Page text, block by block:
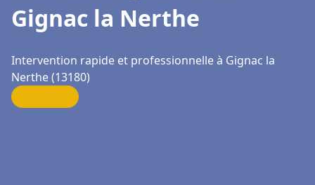
Gignac la Nerthe
Intervention rapide et professionnelle à Gignac la
Nerthe (13180)